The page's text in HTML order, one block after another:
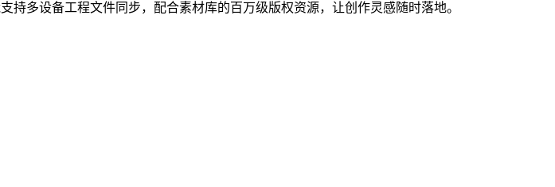
多设备工程文件同步，配合素材库的百万级版权资源，让创作灵感随时落地。